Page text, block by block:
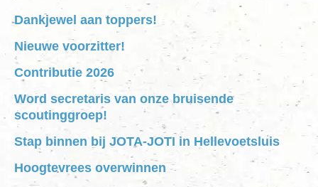
Dankjewel aan toppers!
Nieuwe voorzitter!
Contributie 2026
Word secretaris van onze bruisende
scoutinggroep!
Stap binnen bij JOTA-JOTI in Hellevoetsluis
Hoogtevrees overwinnen